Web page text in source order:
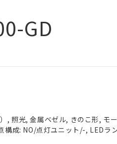
GD
, 照光, 金属ベゼル, きのこ形, モ
構成: NO/点灯ユニット/-, LEDラ